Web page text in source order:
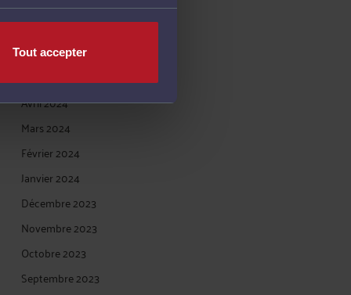
Tout accepter
Juillet 2024
Juin 2024
Avril 2024
Mars 2024
Février 2024
Janvier 2024
Décembre 2023
Novembre 2023
Octobre 2023
Septembre 2023